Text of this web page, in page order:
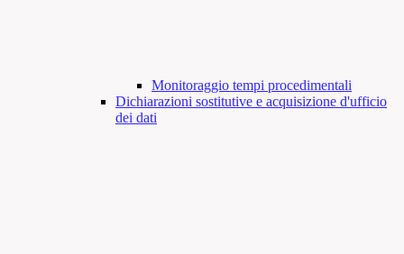
Monitoraggio tempi procedimentali
Dichiarazioni sostitutive e acquisizione d'ufficio
dei dati